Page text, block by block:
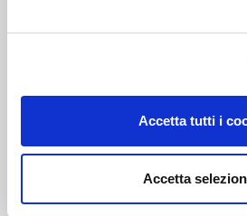
Accetta tutti i
Accetta